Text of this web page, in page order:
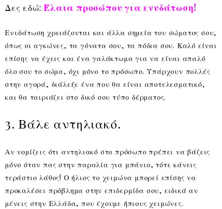
Δες εδώ:Έλαια προσώπου για ενυδάτωση!
Ενυδάτωση χρειάζονται και άλλα σημεία του σώματος σου,
όπως οι αγκώνες, τα γόνατα σου, τα πόδια σου. Καλό είναι
επίσης να έχεις και ένα γαλάκτωμα για να είναι απαλό
όλο σου το σώμα, όχι μόνο το πρόσωπο. Υπάρχουν πολλές
στην αγορά, διάλεξε ένα που θα είναι αποτελεσματικό,
και θα ταιριάζει στο δικό σου τύπο δέρματος.
3. Βάλε αντηλιακό.
Αν νομίζεις ότι αντηλιακό στο πρόσωπο πρέπει να βάζεις
μόνο όταν πας στην παραλία για μπάνιο, τότε κάνεις
τεράστιο λάθος! Ο ήλιος το χειμώνα μπορεί επίσης να
προκαλέσει πρόβλημα στην επιδερμίδα σου, ειδικά αν
μένεις στην Ελλάδα, που έχουμε ήπιους χειμώνες.